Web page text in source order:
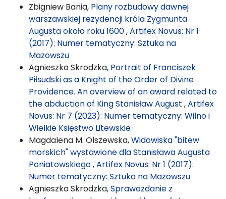
Zbigniew Bania, Plany rozbudowy dawnej
warszawskiej rezydencji króla Zygmunta
Augusta około roku 1600,Artifex Novus: Nr 1
(2017): Numer tematyczny: Sztuka na
Mazowszu
Agnieszka Skrodzka, Portrait of Franciszek
Piłsudski as a Knight of the Order of Divine
Providence. An overview of an award related to
the abduction of King Stanisław August ,Artifex
Novus: Nr 7 (2023): Numer tematyczny: Wilno i
Wielkie Księstwo Litewskie
Magdalena M. Olszewska,Widowiska "bitew
morskich" wystawione dla Stanisława Augusta
Poniatowskiego,Artifex Novus: Nr 1 (2017):
Numer tematyczny: Sztuka na Mazowszu
Agnieszka Skrodzka,Sprawozdanie z